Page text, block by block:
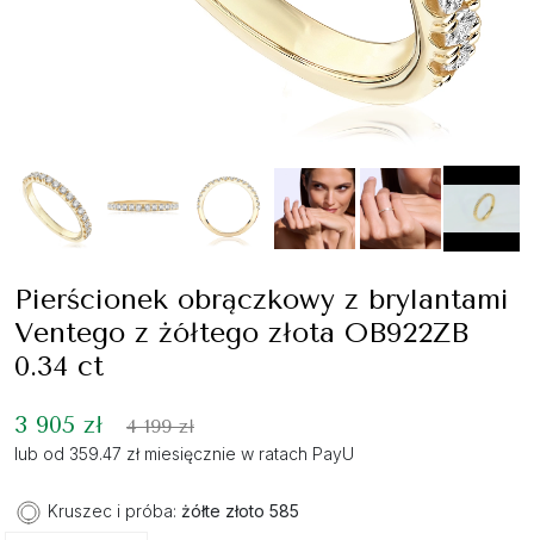
Pierścionek obrączkowy z brylantami
Ventego z żółtego złota OB922ZB
0.34 ct
3 905 zł 4 199 zł
lub od 359.47 zł miesięcznie w ratach PayU
Kruszec i próba: żółte złoto 585